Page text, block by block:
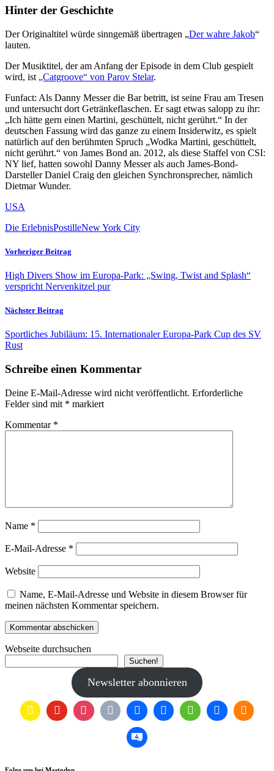
Hinter der Geschichte
Der Originaltitel würde sinngemäß übertragen „Der wahre Jakob“
lauten.
Der Musiktitel, der am Anfang der Episode in dem Club gespielt
wird, ist „Catgroove“ von Parov Stelar.
Funfact: Als Danny Messer die Bar betritt, ist seine Frau am Tresen
und untersucht dort Getränkeflaschen. Er sagt etwas salopp zu ihr:
„Ich hätte gern einen Martini, geschüttelt, nicht gerührt.“ In der
deutschen Fassung wird das ganze zu einem Insiderwitz, es spielt
natürlich auf den berühmten Spruch „Wodka Martini, geschüttelt,
nicht gerührt.“ von James Bond an. 2012, als diese Staffel von CSI:
NY lief, hatten sowohl Danny Messer als auch James-Bond-
Darsteller Daniel Craig den gleichen Synchronsprecher, nämlich
Dietmar Wunder.
USA
Die ErlebnisPostilleNew York City
Vorheriger Beitrag
High Divers Show im Europa-Park: „Swing, Twist and Splash“
verspricht Nervenkitzel pur
Nächster Beitrag
Sportliches Jubiläum: 15. Internationaler Europa-Park Cup des SV
Rust
Schreibe einen Kommentar
Deine E-Mail-Adresse wird nicht veröffentlicht. Erforderliche
Felder sind mit * markiert
Kommentar *
Name *
E-Mail-Adresse *
Website
Name, E-Mail-Adresse und Website in diesem Browser für
meinen nächsten Kommentar speichern.
Webseite durchsuchen
Suchen!
Newsletter abonnieren